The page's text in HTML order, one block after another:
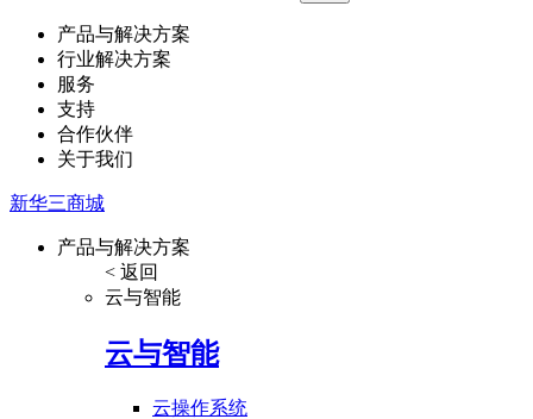
产品与解决方案
行业解决方案
服务
支持
合作伙伴
关于我们
新华三商城
产品与解决方案
< 返回
云与智能
云与智能
云操作系统